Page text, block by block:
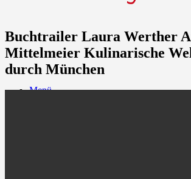
Menü
Buchtrailer Laura Werther
Mittelmeier Kulinarische
durch München